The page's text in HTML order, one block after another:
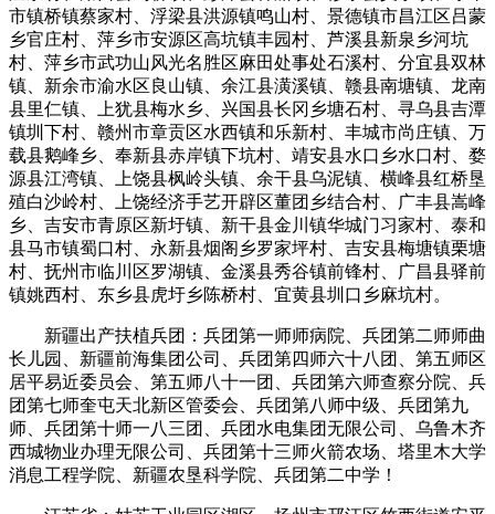
市镇桥镇蔡家村、浮梁县洪源镇鸣山村、景德镇市昌江区吕蒙
乡官庄村、萍乡市安源区高坑镇丰园村、芦溪县新泉乡河坑
村、萍乡市武功山风光名胜区麻田处事处石溪村、分宜县双林
镇、新余市渝水区良山镇、余江县潢溪镇、赣县南塘镇、龙南
县里仁镇、上犹县梅水乡、兴国县长冈乡塘石村、寻乌县吉潭
镇圳下村、赣州市章贡区水西镇和乐新村、丰城市尚庄镇、万
载县鹅峰乡、奉新县赤岸镇下坑村、靖安县水口乡水口村、婺
源县江湾镇、上饶县枫岭头镇、余干县乌泥镇、横峰县红桥垦
殖白沙岭村、上饶经济手艺开辟区董团乡结合村、广丰县嵩峰
乡、吉安市青原区新圩镇、新干县金川镇华城门习家村、泰和
县马市镇蜀口村、永新县烟阁乡罗家坪村、吉安县梅塘镇栗塘
村、抚州市临川区罗湖镇、金溪县秀谷镇前锋村、广昌县驿前
镇姚西村、东乡县虎圩乡陈桥村、宜黄县圳口乡麻坑村。
新疆出产扶植兵团：兵团第一师师病院、兵团第二师师曲
长儿园、新疆前海集团公司、兵团第四师六十八团、第五师区
居平易近委员会、第五师八十一团、兵团第六师查察分院、兵
团第七师奎屯天北新区管委会、兵团第八师中级、兵团第九
师、兵团第十师一八三团、兵团水电集团无限公司、乌鲁木齐
西城物业办理无限公司、兵团第十三师火箭农场、塔里木大学
消息工程学院、新疆农垦科学院、兵团第二中学！